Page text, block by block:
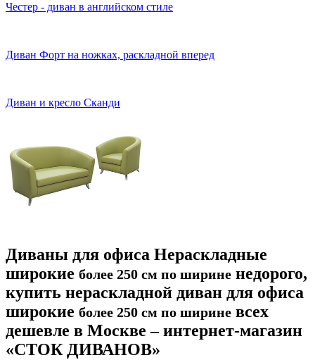
Честер - диван в английском стиле
Диван Форт на ножках, раскладной вперед
Диван и кресло Сканди
Диваны для офиса Нераскладные
широкие более 250 см по ширине недорого,
купить нераскладной диван для офиса
широкие более 250 см по ширине всех
дешевле в Москве – интернет-магазин
«СТОК ДИВАНОВ»